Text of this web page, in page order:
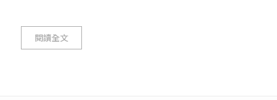
閱讀全文